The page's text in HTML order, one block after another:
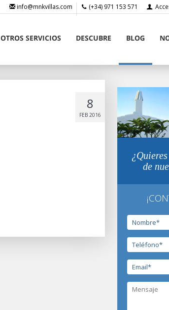
(+34) 971 153 571
info@mnkvillas.com
OTROS SERVICIOS DESCUBRE BLOG
8
FEB 2016
de